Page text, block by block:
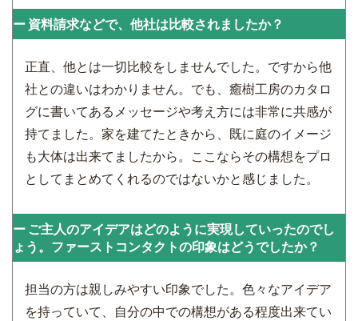
資料請求などで、他社は比較されましたか？
正直、他とは一切比較をしませんでした。ですから他
社との違いはわかりません。でも、癒樹工房のカタロ
グに書いてあるメッセージや考え方には非常に共感が
持てました。家を建てたときから、既に庭のイメージ
も大体は出来てましたから。ここならその構想をプロ
としてまとめてくれるのではないかと感じました。
ご主人のアイデアはどのように実現していったのでし
ょう。ファーストコンタクトの印象はどうでしたか？
担当の方は親しみやすい印象でした。色々なアイデア
を持っていて、自分の中での構想がある程度出来てい